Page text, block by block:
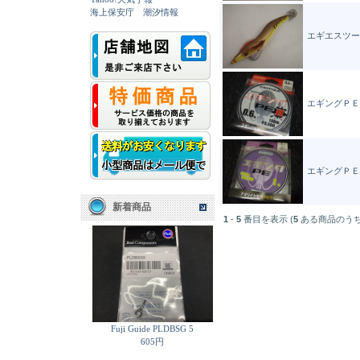
海上保安庁 潮汐情報
新着商品
Fuji Guide PLDBSG 5
605円
エギエスツ
エギングＰ
エギングＰ
1 - 5 番目を表示 (5 ある商品のう